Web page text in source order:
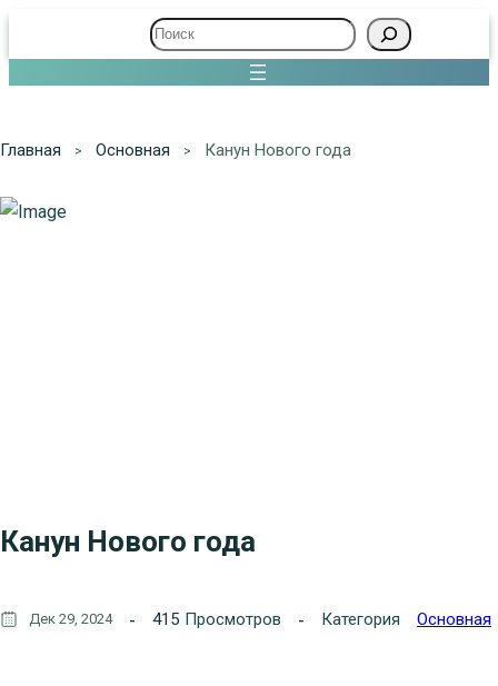
Поиск
Главная Основная Канун Нового года
Канун Нового года
Дек 29, 2024 415 Просмотров Категория Основная